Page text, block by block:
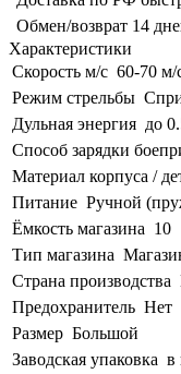
Обмен/возврат 14
Характеристики
Скорость м/с 60-70 м/
Режим стрельбы
Дульная энергия до
Способ зарядки
Материал корпуса /
Питание Ручной
Ёмкость магазина 10
Тип магазина
Страна производства
Предохранитель Нет
Размер Большой
Заводская упаковка в